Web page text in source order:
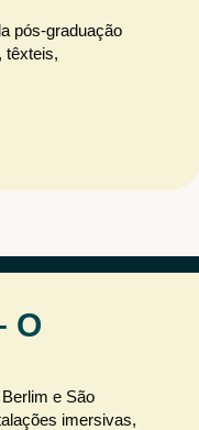
pós-graduação
têxteis,
O
e São
imersivas,